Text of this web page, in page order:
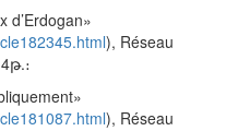
d’Erdogan»
), Réseau
), Réseau